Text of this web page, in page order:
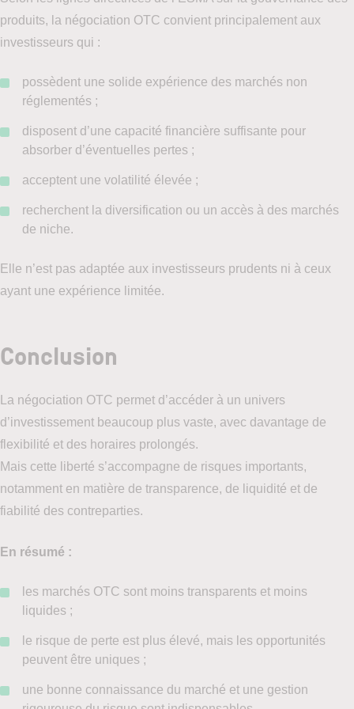
produits, la négociation OTC convient principalement aux
investisseurs qui :
possèdent une solide expérience des marchés non
réglementés ;
disposent d’une capacité financière suffisante pour
absorber d’éventuelles pertes ;
acceptent une volatilité élevée ;
recherchent la diversification ou un accès à des marchés
de niche.
Elle n’est pas adaptée aux investisseurs prudents ni à ceux
ayant une expérience limitée.
Conclusion
La négociation OTC permet d’accéder à un univers
d’investissement beaucoup plus vaste, avec davantage de
flexibilité et des horaires prolongés.
Mais cette liberté s’accompagne de risques importants,
notamment en matière de transparence, de liquidité et de
fiabilité des contreparties.
En résumé :
les marchés OTC sont moins transparents et moins
liquides ;
le risque de perte est plus élevé, mais les opportunités
peuvent être uniques ;
une bonne connaissance du marché et une gestion